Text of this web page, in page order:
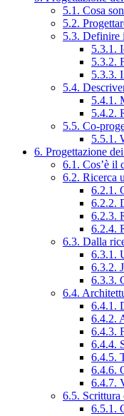
5.1. Cosa
5.2.
5.3. Definire
5.3.1.
5.3.2.
5.3.3.
5.4.
5.4.1.
5.4.2.
5.5. Co-
5.5.1.
6. Progettazione
6.1. Cos’è il
6.2. Ricerca
6.2.1.
6.2.2.
6.2.3.
6.2.4.
6.3. Dalla
6.3.1.
6.3.2.
6.3.3.
6.4.
6.4.1.
6.4.2.
6.4.3.
6.4.4.
6.4.5.
6.4.6.
6.4.7.
6.5. Scrittura
6.5.1.